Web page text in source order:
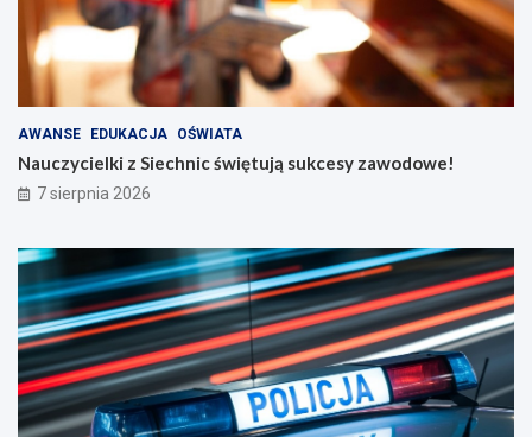
AWANSE EDUKACJA OŚWIATA
Nauczycielki z Siechnic świętują sukcesy zawodowe!
7 sierpnia 2026